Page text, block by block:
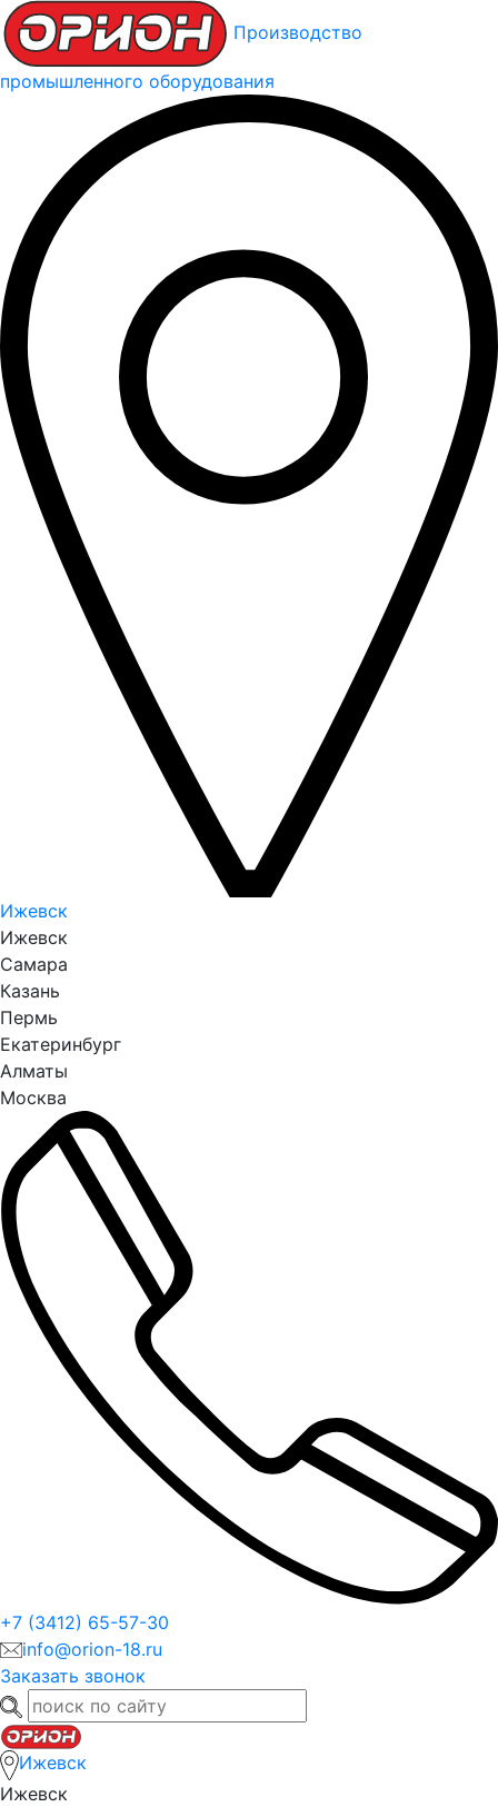
Производство
промышленного оборудования
Ижевск
Ижевск
Самара
Казань
Пермь
Екатеринбург
Алматы
Москва
+7 (3412) 65-57-30
info@orion-18.ru
Заказать звонок
Ижевск
Ижевск